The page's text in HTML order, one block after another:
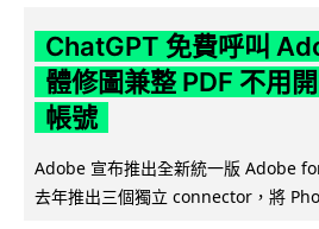
ChatGPT 免費呼叫
體修圖兼整 PDF 不用
帳號
Adobe 宣布推出全新統一版 Adobe
去年推出三個獨立 connector，將